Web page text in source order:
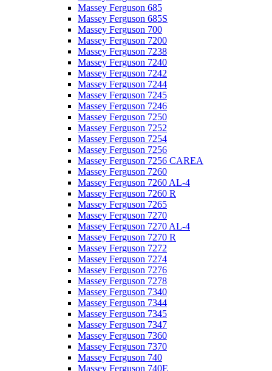
Massey Ferguson 685
Massey Ferguson 685S
Massey Ferguson 700
Massey Ferguson 7200
Massey Ferguson 7238
Massey Ferguson 7240
Massey Ferguson 7242
Massey Ferguson 7244
Massey Ferguson 7245
Massey Ferguson 7246
Massey Ferguson 7250
Massey Ferguson 7252
Massey Ferguson 7254
Massey Ferguson 7256
Massey Ferguson 7256 CAREA
Massey Ferguson 7260
Massey Ferguson 7260 AL-4
Massey Ferguson 7260 R
Massey Ferguson 7265
Massey Ferguson 7270
Massey Ferguson 7270 AL-4
Massey Ferguson 7270 R
Massey Ferguson 7272
Massey Ferguson 7274
Massey Ferguson 7276
Massey Ferguson 7278
Massey Ferguson 7340
Massey Ferguson 7344
Massey Ferguson 7345
Massey Ferguson 7347
Massey Ferguson 7360
Massey Ferguson 7370
Massey Ferguson 740
Massey Ferguson 740E